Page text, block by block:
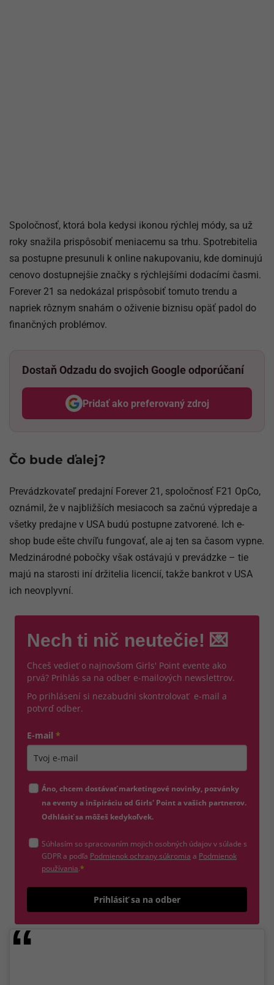
Spoločnosť, ktorá bola kedysi ikonou rýchlej módy, sa už
roky snažila prispôsobiť meniacemu sa trhu. Spotrebitelia
sa postupne presunuli k online nakupovaniu, kde dominujú
cenovo dostupnejšie značky s rýchlejšími dodacími časmi.
Forever 21 sa nedokázal prispôsobiť tomuto trendu a
napriek rôznym snahám o oživenie biznisu opäť padol do
finančných problémov.
Dostaň Odzadu do svojich Google odporúčaní
Pridať ako preferovaný zdroj
Odzadu, odkaz sa otvorí v
Čo bude ďalej?
Prevádzkovateľ predajní Forever 21, spoločnosť F21 OpCo,
oznámil, že v najbližších mesiacoch sa začnú výpredaje a
všetky predajne v USA budú postupne zatvorené. Ich e-
shop bude ešte chvíľu fungovať, ale aj ten sa časom vypne.
Medzinárodné pobočky však ostávajú v prevádzke – tie
majú na starosti iní držitelia licencií, takže bankrot v USA
ich neovplyvní.
Nech ti nič neutečie! 💌
Chceš vedieť o najnovšom Girls' Point evente ako
prvá? Prihlás sa na odber e-mailových newslettrov.
Po prihlásení si nezabudni skontrolovať e-mail a
potvrď odber.
E-mail *
Áno, chcem dostávať marketingové novinky, pozvánky
na eventy a inšpiráciu od Girls' Point a vašich partnerov.
Odhlásiť sa môžeš kedykoľvek.
Súhlasím so spracovaním mojich osobných údajov v súlade s
GDPR a podľa Podmienok ochrany súkromia (otvorí sa v novom okne)
a Podmienok
používania(otvorí sa v novom okne)
.*
Prihlásiť sa na odber